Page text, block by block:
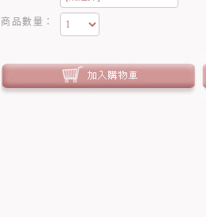
商品數量：